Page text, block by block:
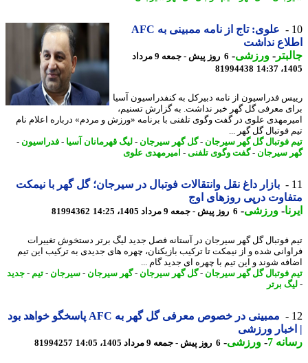
علوی: تاج از نامه ممبینی به AFC
نداشت
-ورزشی-
6 روز پیش - جمعه 9 مرداد
81994438
فدراسیون از نامه دبیرکل به کنفدراسیون آسیا
معرفی گل گهر خبر نداشت. به گزارش تسنیم،
علوی در گفت وگوی تلفنی با برنامه «ورزش و مردم» درباره اعلام نام
فوتبال گل گهر ...
فوتبال گل گهر سیرجان -گل گهر سیرجان -لیگ قهرمانان آسیا -فدراسیون-
سیرجان -گفت وگوی تلفنی-امیرمهدی علوی
بازار داغ نقل وانتقالات فوتبال در سیرجان؛ گل گهر با نیمکت
درپی روزهای اوج
-ورزشی-6 روز پیش - جمعه 9 مرداد 1405، 14:25 81994362
فوتبال گل گهر سیرجان در آستانه فصل جدید لیگ برتر دستخوش تغییرات
شده و از نیمکت تا ترکیب بازیکنان، چهره های جدیدی به ترکیب این تیم
شوند و این تیم با چهره ای جدید گام ...
فوتبال گل گهر سیرجان -گل گهر سیرجان -گهر سیرجان -سیرجان -تیم -جدید
برتر
ممبینی در خصوص معرفی گل گهر به AFC پاسخگو خواهد بود
ورزشی
7
-ورزشی-6 روز پیش - جمعه 9 مرداد 1405، 14:05 81994257